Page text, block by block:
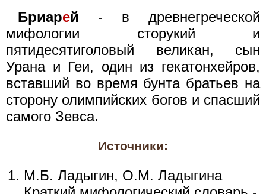
Бриарей - в древнегреческой
мифологии сторукий и
пятидесятиголовый великан, сын
Урана и Геи, один из гекатонхейров,
вставший во время бунта братьев на
сторону олимпийских богов и спасший
самого Зевса.
Источники:
М.Б. Ладыгин, О.М. Ладыгина